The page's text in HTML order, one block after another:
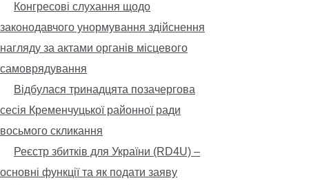
Конгресові слухання щодо
законодавчого унормування здійснення
нагляду за актами органів місцевого
самоврядування
Відбулася тринадцята позачергова
сесія Кременчуцької районної ради
восьмого скликання
Реєстр збитків для України (RD4U) –
основні функції та як подати заяву